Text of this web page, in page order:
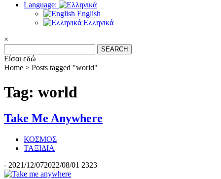
Language:
English
Ελληνικά
×
for:
Είσαι εδώ
Home > Posts tagged "world"
Tag: world
Take Me Anywhere
ΚΟΣΜΟΣ
ΤΑΞΙΔΙΑ
- 2021/12/072022/08/01 2323